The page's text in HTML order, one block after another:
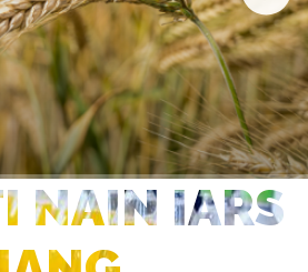
PRODOTTI
MERCATI
NEWS/EVENTI
CONDIZIONI GENERALI DI VENDITA
NAIN IARS